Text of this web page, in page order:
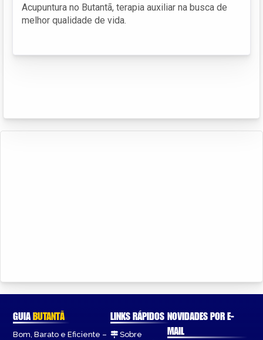
Acupuntura no Butantã, terapia auxiliar na busca de
melhor qualidade de vida.
GUIABUTANTÃ
Bom, Barato e Eficiente –
LINKS RÁPIDOS
Sobre
NOVIDADES POR E-
MAIL